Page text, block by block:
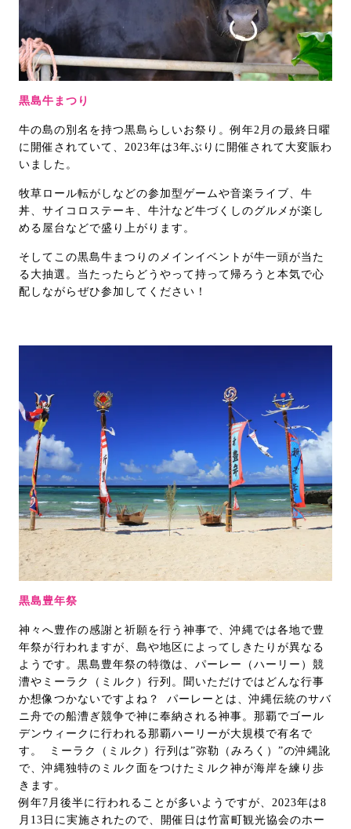
黒島牛まつり
牛の島の別名を持つ黒島らしいお祭り。例年2月の最終日曜
に開催されていて、2023年は3年ぶりに開催されて大変賑わ
いました。
牧草ロール転がしなどの参加型ゲームや音楽ライブ、牛
丼、サイコロステーキ、牛汁など牛づくしのグルメが楽し
める屋台などで盛り上がります。
そしてこの黒島牛まつりのメインイベントが牛一頭が当た
る大抽選。当たったらどうやって持って帰ろうと本気で心
配しながらぜひ参加してください！
黒島豊年祭
神々へ豊作の感謝と祈願を行う神事で、沖縄では各地で豊
年祭が行われますが、島や地区によってしきたりが異なる
ようです。黒島豊年祭の特徴は、パーレー（ハーリー）競
漕やミーラク（ミルク）行列。聞いただけではどんな行事
か想像つかないですよね？ パーレーとは、沖縄伝統のサバ
ニ舟での船漕ぎ競争で神に奉納される神事。那覇でゴール
デンウィークに行われる那覇ハーリーが大規模で有名で
す。 ミーラク（ミルク）行列は”弥勒（みろく）”の沖縄訛
で、沖縄独特のミルク面をつけたミルク神が海岸を練り歩
きます。
例年7月後半に行われることが多いようですが、2023年は8
月13日に実施されたので、開催日は竹富町観光協会のホー